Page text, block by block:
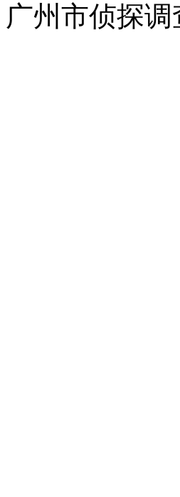
州市侦探调